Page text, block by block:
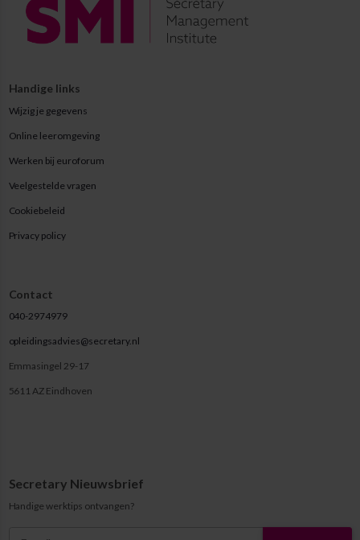
Handige links
Wijzig je gegevens
Online leeromgeving
Werken bij euroforum
Veelgestelde vragen
Cookiebeleid
Privacy policy
Contact
040-2974979
opleidingsadvies@secretary.nl
Emmasingel 29-17
5611 AZ Eindhoven
Secretary Nieuwsbrief
Handige werktips ontvangen?